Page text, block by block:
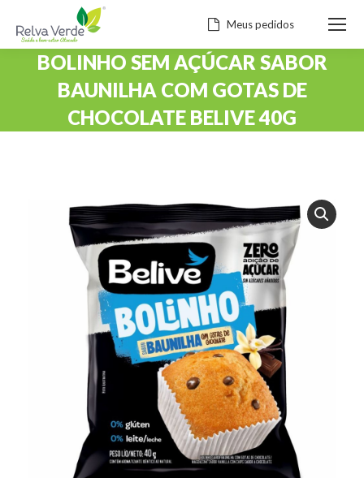
Meus pedidos
BOLINHO SEM AÇÚCAR SABOR
BAUNILHA COM GOTAS DE
CHOCOLATE BELIVE 40G